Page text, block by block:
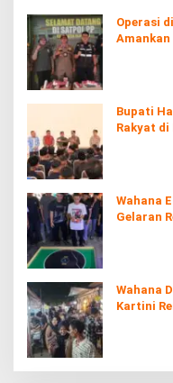
Operasi
Amankan
Bupati
Rakyat di
Wahana
Gelaran
Wahana
Kartini